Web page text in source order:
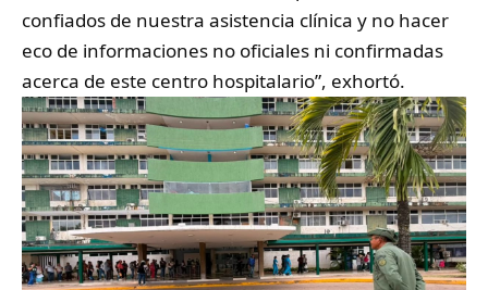
confiados de nuestra asistencia clínica y no hacer
eco de informaciones no oficiales ni confirmadas
acerca de este centro hospitalario”, exhortó.